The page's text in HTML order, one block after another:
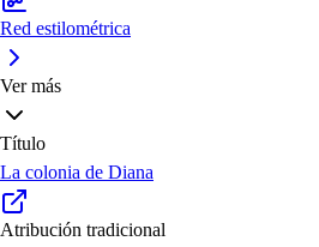
Red estilométrica
Ver más
Título
La colonia de Diana
Atribución tradicional